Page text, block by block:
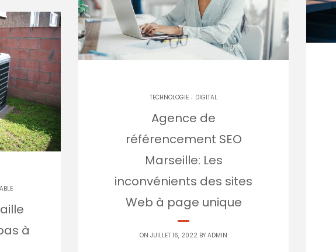
TECHNOLOGIE . DIGITAL
Agence de
référencement SEO
Marseille: Les
inconvénients des sites
Web à page unique
ON JUILLET 16, 2022 BY ADMIN
à